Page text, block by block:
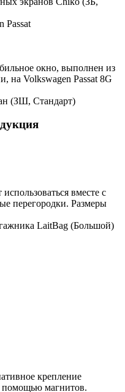
окно, выполнен из
на Volkswagen Passat 8G
(ЗШ, Стандарт)
вместе с
перегородки. Размеры
LaitBag (Большой)
крепление
помощью магнитов.